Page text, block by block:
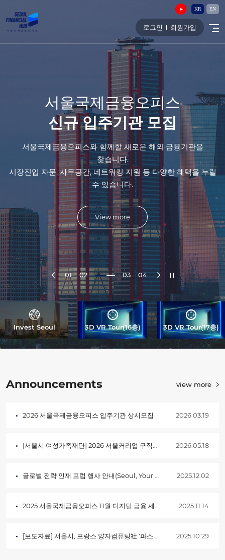
KR EN
로그인 회원가입
서울국제금융오피스
신규 입주기관 모집
서울국제금융오피스와 함께할 새로운 해외 금융기관을
찾습니다.
시장진입 자문, 사무공간, 네트워킹 지원 등 다양한 혜택을 누릴
수 있습니다.
View more
01 02 03 04
Invest Seoul 3D VR Tour(16층) 3D VR Tour(17층)
Announcements view more
2026 서울국제금융오피스 입주기관 상시모집 2026.03.19
[서울시 여성가족재단] 2026 서울커리업 구직지원금 2차 모집 (~26.06.05) 2026.05.18
글로벌 전략 인재 포럼 행사 안내(Seoul, Your New Chapter) 2025.12.02
2025 서울국제금융오피스 11월 디지털 금융 세미나 2025.11.14
[보도자료] 서울시, 프랑스 양자컴퓨팅社 '파스칼' 유치… AI･반도체 이어 … 2025.10.29